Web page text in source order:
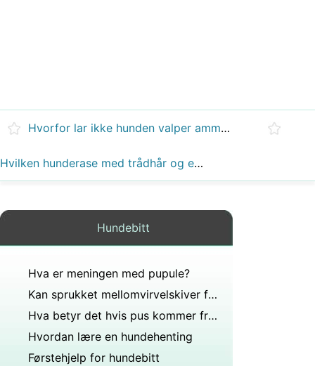
Hvorfor lar ikke hunden valper amme?
Hvilken hunderase med trådhår og et særegent skjeggbart øyenbryn er i terrierfamilien?
Hundebitt
Hva er meningen med pupule?
Kan sprukket mellomvirvelskiver føre til lammelser hos en hund?
Hva betyr det hvis pus kommer fra under tåneglen din?
Hvordan lære en hundehenting
Førstehjelp for hundebitt